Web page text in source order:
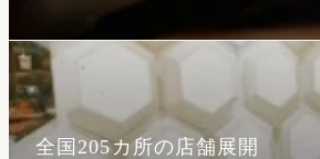
全国205カ所の店舗展開